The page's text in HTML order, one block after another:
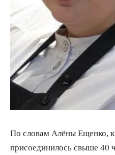
По словам Алёны Ещенко, к
присоединилось свыше 40